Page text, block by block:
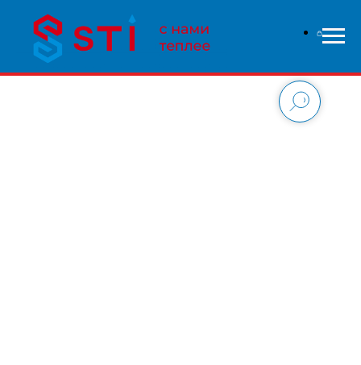
В связи с высокой нагрузкой на сайт - заказы
обрабатываются дольше чем обычно, приносим свои
извинения и надеемся на понимание с вашей стороны.